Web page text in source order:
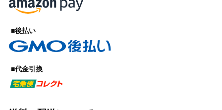
■後払い
■代金引換